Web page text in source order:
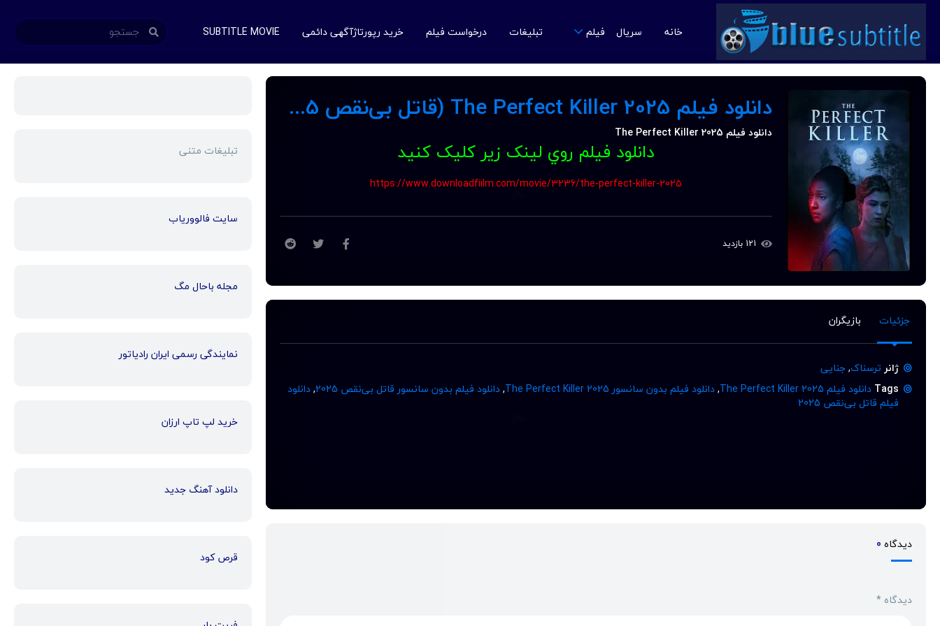
خانه سریال فیلم تبلیغات درخواست فیلم خرید رپورتاژآگهی دائمی SUBTITLE MOVIE
دانلود فیلم The Perfect Killer 2025 (قاتل بی‌نقص 2025) رایگان
دانلود فیلم The Perfect Killer 2025
دانلود فيلم روي لينک زير کليک کنيد
https://www.downloadfiilm.com/movie/3236/the-perfect-killer-2025
جزئیات بازیگران
ژانر ترسناک,جنایی
Tags دانلود فیلم The Perfect Killer 2025 ,دانلود فیلم بدون سانسور The Perfect Killer 2025 ,دانلود فیلم بدون سانسور قاتل بی‌نقص 2025 ,دانلود
فیلم قاتل بی‌نقص 2025
دیدگاه 0
دیدگاه *
تبلیغات متنی
سایت فالووریاب
مجله باحال مگ
نمایندگی رسمی ایران رادیاتور
خرید لپ تاپ ارزان
دانلود آهنگ جدید
قرص کود